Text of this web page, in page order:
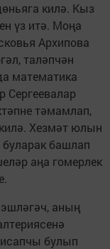
килә. Кыз
үз итә. Моңа
Архипова
таләпчән
математика
Сергеевалар
тәмамлап,
Хезмәт юлын
башлап
аңа гомерлек
аның
булып